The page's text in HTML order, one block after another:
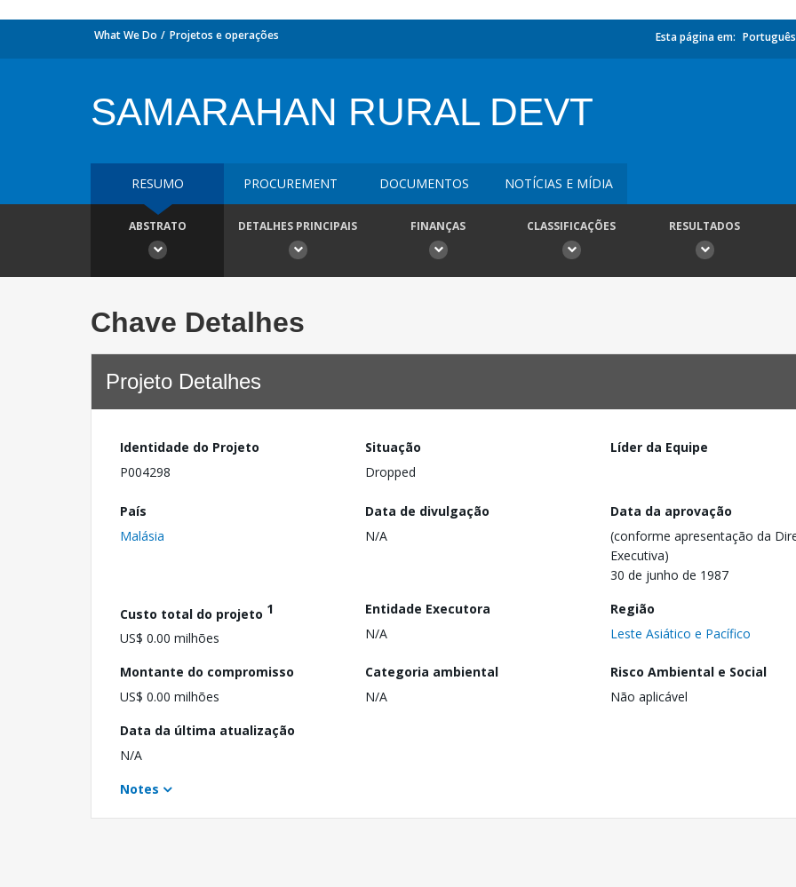
What We Do Projetos e operações Esta página em: Português
SAMARAHAN RURAL DEVT
RESUMO PROCUREMENT DOCUMENTOS NOTÍCIAS E MÍDIA
ABSTRATO DETALHES PRINCIPAIS FINANÇAS CLASSIFICAÇÕES RESULTADOS
Chave Detalhes
Projeto Detalhes
Identidade do Projeto
P004298
Situação
Dropped
Líder da Equipe
País
Malásia
Data de divulgação
N/A
Data da aprovação
(conforme apresentação da
Executiva)
30 de junho de 1987
Custo total do projeto 1
US$ 0.00 milhões
Entidade Executora
N/A
Região
Leste Asiático e Pacífico
Montante do compromisso
US$ 0.00 milhões
Categoria ambiental
N/A
Risco Ambiental e Social
Não aplicável
Data da última atualização
N/A
Notes